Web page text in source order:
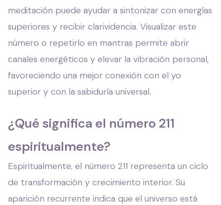
meditación puede ayudar a sintonizar con energías
superiores y recibir clarividencia. Visualizar este
número o repetirlo en mantras permite abrir
canales energéticos y elevar la vibración personal,
favoreciendo una mejor conexión con el yo
superior y con la sabiduría universal.
¿Qué significa el número 211
espiritualmente?
Espiritualmente, el número 211 representa un ciclo
de transformación y crecimiento interior. Su
aparición recurrente indica que el universo está